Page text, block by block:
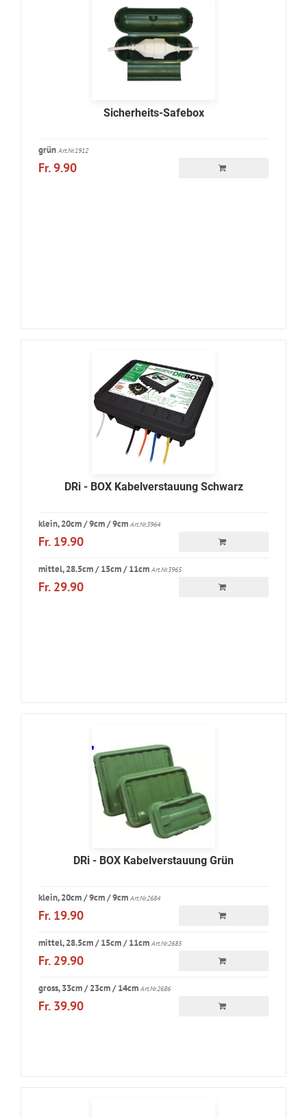
Sicherheits-Safebox
grün Art.Nr.1912
Fr. 9.90
DRi - BOX Kabelverstauung Schwarz
klein, 20cm / 9cm / 9cm Art.Nr.3964
Fr. 19.90
mittel, 28.5cm / 15cm / 11cm Art.Nr.3965
Fr. 29.90
DRi - BOX Kabelverstauung Grün
klein, 20cm / 9cm / 9cm Art.Nr.2684
Fr. 19.90
mittel, 28.5cm / 15cm / 11cm Art.Nr.2685
Fr. 29.90
gross, 33cm / 23cm / 14cm Art.Nr.2686
Fr. 39.90